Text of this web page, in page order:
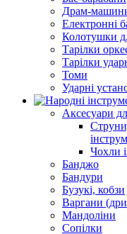
Драм-
Електронні
Колотушки
Тарілки
Тарілки
Томи
Ударні
Аксесуари
Чохли
Банджо
Бандури
Бузукі, кобзи
Варгани
Мандоліни
Сопілки